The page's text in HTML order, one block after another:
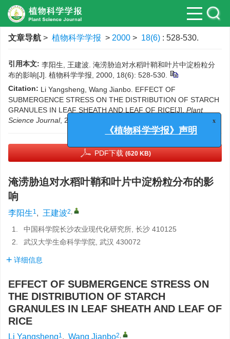
文章导航 > 植物科学学报 > 2000 > 18(6) : 528-530.
引用本文: 李阳生, 王建波. 淹涝胁迫对水稻叶鞘和叶片中淀粉粒分
布的影响[J]. 植物科学学报, 2000, 18(6): 528-530.
Citation: Li Yangsheng, Wang Jianbo. EFFECT OF
SUBMERGENCE STRESS ON THE DISTRIBUTION OF STARCH
GRANULES IN LEAF SHEATH AND LEAF OF RICE[J]. Plant
Science Journal, 2000, 18(6): 528-530.
PDF下载 (620 KB)
淹涝胁迫对水稻叶鞘和叶片中淀粉粒分布的影
响
李阳生1, 王建波2,
1.
中国科学院长沙农业现代化研究所, 长沙 410125
2.
武汉大学生命科学学院, 武汉 430072
详细信息
EFFECT OF SUBMERGENCE STRESS ON
THE DISTRIBUTION OF STARCH
GRANULES IN LEAF SHEATH AND LEAF OF
RICE
Li Yangsheng1, Wang Jianbo2,
x
《植物科学学报》声明